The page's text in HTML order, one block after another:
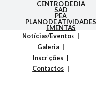
CENTRO DE DIA
SAD
PEA
PLANO DE ATIVIDADES
EMENTAS
Notícias/Eventos
Galeria
Inscrições
Contactos